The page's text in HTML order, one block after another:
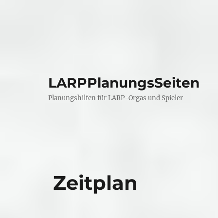
LARPPlanungsSeiten
Planungshilfen für LARP-Orgas und Spieler
Zeitplan